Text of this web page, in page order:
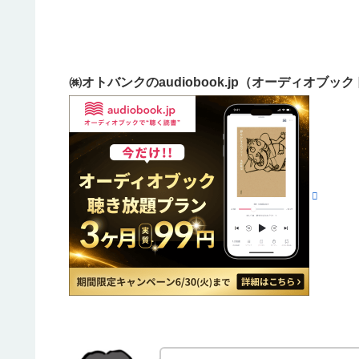
㈱オトバンクのaudiobook.jp（オーディオブック